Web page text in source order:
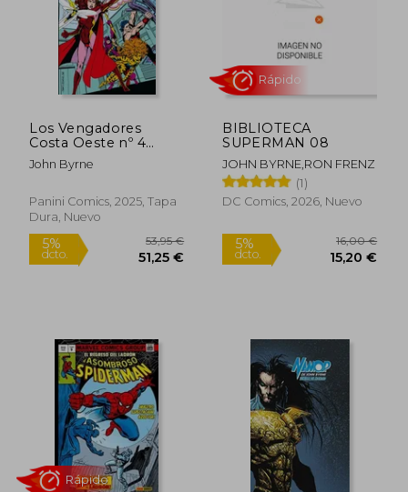
dcto. 44,60 €
5%
dcto.
Los Vengadores
Costa Oeste nº 4
(Marvel Limited
Edition)
John Byrne
Panini Comics, 2025, Tapa
Dura, Nuevo
BIBLIOTECA
SUPERMAN 08
JOHN BYRNE,RON FRENZ
(1)
DC Comics, 2026, Nuevo
Rápido